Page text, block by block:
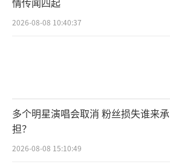
2026-08-08 10:40:37
多个明星演唱会取消 粉丝损失谁来承
担？
2026-08-08 15:10:49